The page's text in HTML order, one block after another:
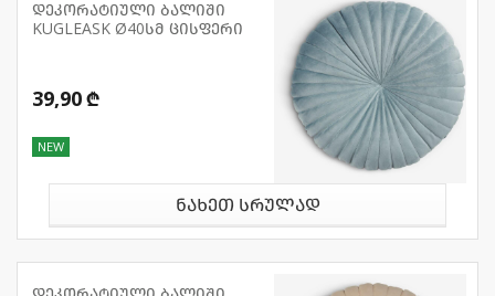
დეკორატიული ბალიში
KUGLEASK Ø40სმ ცისფერი
39,90 ₾
NEW
ნახეთ სრულად